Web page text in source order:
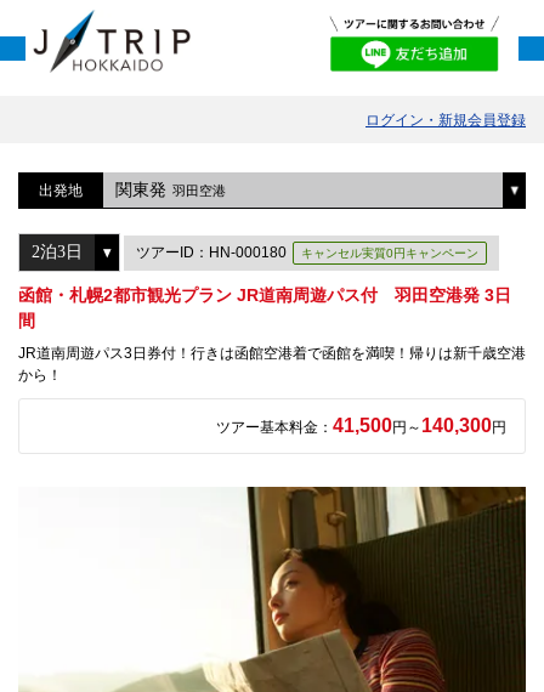
ログイン・新規会員登録
出発地 関東発 羽田空港
ツアーID：HN-000180 キャンセル実質0円キャンペーン
函館・札幌2都市観光プラン JR道南周遊パス付 羽田空港発 3日
間
JR道南周遊パス3日券付！行きは函館空港着で函館を満喫！帰りは新千歳空港
から！
ツアー基本料金： 41,500円～ 140,300円